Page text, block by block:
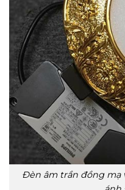
Đèn âm trần đồng mạ